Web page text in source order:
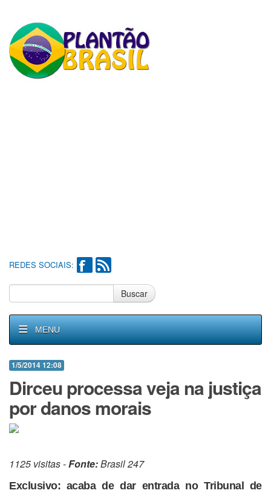
REDES SOCIAIS:
Buscar
MENU
1/5/2014 12:08
Dirceu processa veja na justiça
por danos morais
1125 visitas -Fonte:Brasil 247
Exclusivo: acaba de dar entrada no Tribunal de